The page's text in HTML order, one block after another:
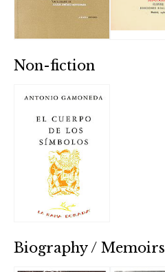
Non-fiction
Biography / Memoirs